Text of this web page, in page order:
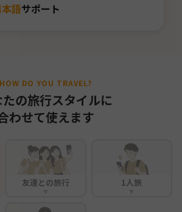
語サポート
HOW DO YOU TRAVEL?
たの旅行スタイルに
わせて使えます
友達との旅行 1人旅